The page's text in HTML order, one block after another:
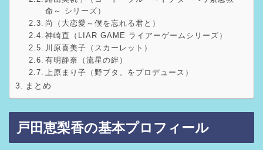
命～ シリーズ）
尚（大恋愛～僕を忘れる君と）
神崎直（LIAR GAME ライアーゲームシリーズ）
川原喜美子（スカーレット）
有明静奈（流星の絆）
上原まり子（野ブタ。をプロデュース）
まとめ
戸田恵梨香の基本プロフィール